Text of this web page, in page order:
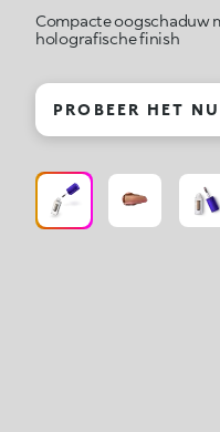
Compacte oogschaduw
holografische finish
PROBEER HET NU